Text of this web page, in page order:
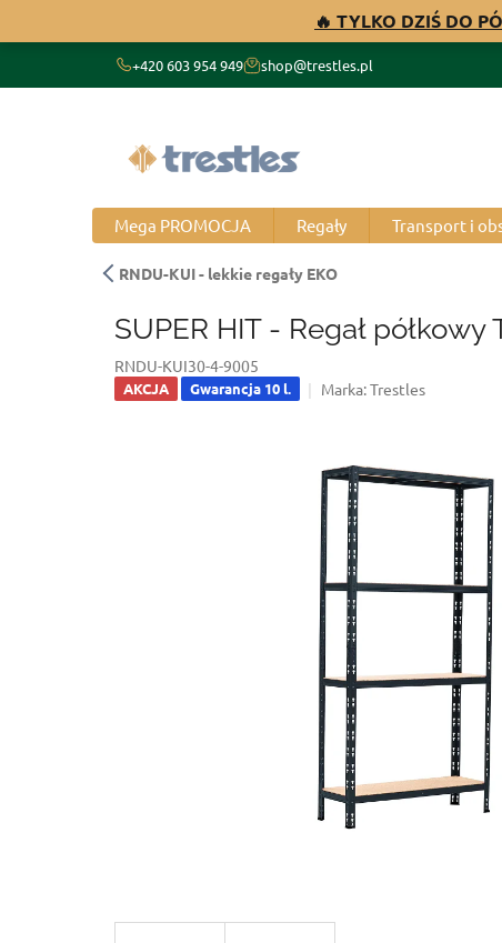
🔥 TYLKO DZIŚ DO
+420 603 954 949 shop@trestles.pl
Mega PROMOCJA Regały Transport i
RNDU-KUI - lekkie regały EKO
SUPER HIT - Regał
RNDU-KUI30-4-9005
AKCJA Gwarancja 10 l. Marka:Trestles